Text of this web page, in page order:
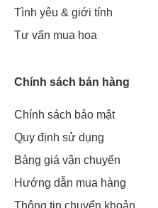
Tình yêu & giới tính
Tư vấn mua hoa
Chính sách bán hàng
Chính sách bảo mật
Quy định sử dụng
Bảng giá vận chuyển
Hướng dẫn mua hàng